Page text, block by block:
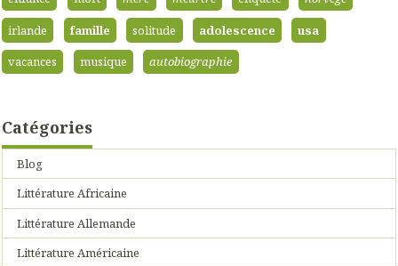
irlande
famille solitude adolescence
usa
vacances
musique autobiographie
Catégories
Blog
Littérature Africaine
Littérature Allemande
Littérature Américaine